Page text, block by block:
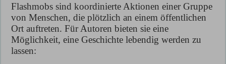
Flashmobs sind koordinierte Aktionen einer Gruppe
von Menschen, die plötzlich an einem öffentlichen
Ort auftreten. Für Autoren bieten sie eine
Möglichkeit, eine Geschichte lebendig werden zu
lassen: